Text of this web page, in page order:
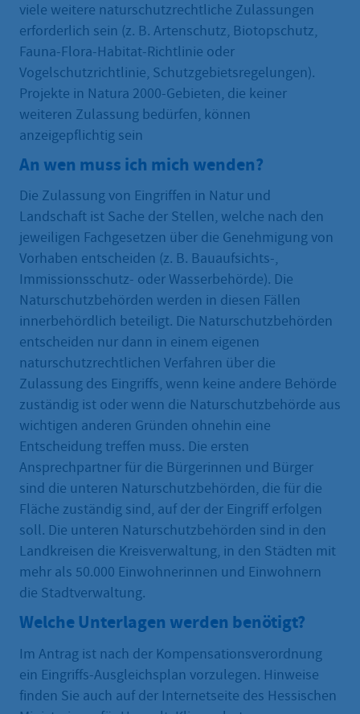
viele weitere naturschutzrechtliche Zulassungen
erforderlich sein (z. B. Artenschutz, Biotopschutz,
Fauna-Flora-Habitat-Richtlinie oder
Vogelschutzrichtlinie, Schutzgebietsregelungen).
Projekte in Natura 2000-Gebieten, die keiner
weiteren Zulassung bedürfen, können
anzeigepflichtig sein
An wen muss ich mich wenden?
Die Zulassung von Eingriffen in Natur und
Landschaft ist Sache der Stellen, welche nach den
jeweiligen Fachgesetzen über die Genehmigung von
Vorhaben entscheiden (z. B. Bauaufsichts-,
Immissionsschutz- oder Wasserbehörde). Die
Naturschutzbehörden werden in diesen Fällen
innerbehördlich beteiligt. Die Naturschutzbehörden
entscheiden nur dann in einem eigenen
naturschutzrechtlichen Verfahren über die
Zulassung des Eingriffs, wenn keine andere Behörde
zuständig ist oder wenn die Naturschutzbehörde aus
wichtigen anderen Gründen ohnehin eine
Entscheidung treffen muss. Die ersten
Ansprechpartner für die Bürgerinnen und Bürger
sind die unteren Naturschutzbehörden, die für die
Fläche zuständig sind, auf der der Eingriff erfolgen
soll. Die unteren Naturschutzbehörden sind in den
Landkreisen die Kreisverwaltung, in den Städten mit
mehr als 50.000 Einwohnerinnen und Einwohnern
die Stadtverwaltung.
Welche Unterlagen werden benötigt?
Im Antrag ist nach der Kompensationsverordnung
ein Eingriffs-Ausgleichsplan vorzulegen. Hinweise
finden Sie auch auf der Internetseite des Hessischen